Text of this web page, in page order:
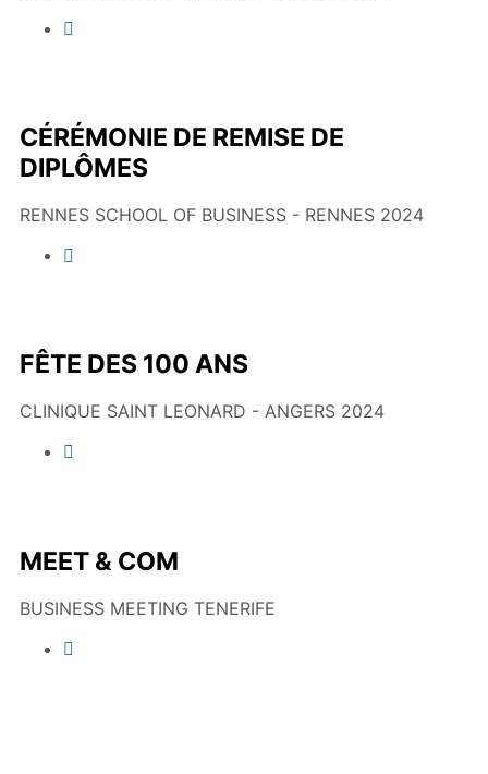
CÉRÉMONIE DE REMISE DE
DIPLÔMES
RENNES SCHOOL OF BUSINESS - RENNES 2024
FÊTE DES 100 ANS
CLINIQUE SAINT LEONARD - ANGERS 2024
MEET & COM
BUSINESS MEETING TENERIFE